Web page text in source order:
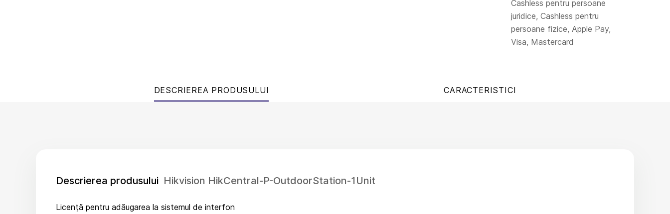
Cashless pentru persoane
juridice, Cashless pentru
persoane fizice, Apple Pay,
Visa, Mastercard
DESCRIEREA PRODUSULUI CARACTERISTICI
Descrierea produsului Hikvision HikCentral-P-OutdoorStation-1Unit
Licență pentru adăugarea la sistemul de interfon